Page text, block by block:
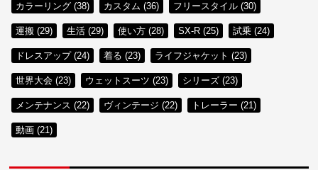
カラーリング (38) カスタム (36) フリースタイル (30)
運搬 (29) 生活 (29) 使い方 (28) SX-R (25) 試乗 (24)
ドレスアップ (24) 着る (23) ライフジャケット (23)
世界大会 (23) ウェットスーツ (23) シリーズ (23)
メンテナンス (22) ヴィンテージ (22) トレーラー (21)
動画 (21)